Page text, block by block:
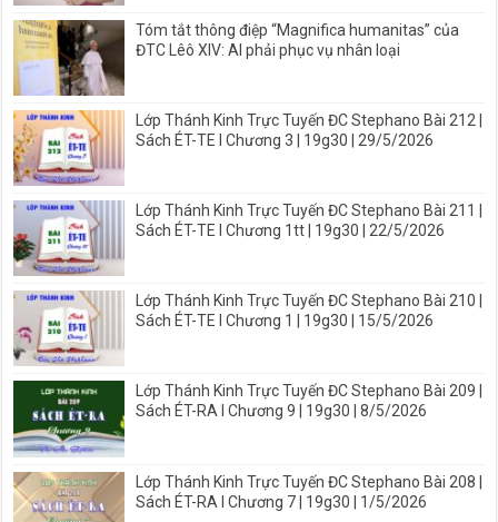
Tóm tắt thông điệp “Magnifica humanitas” của
ĐTC Lêô XIV: AI phải phục vụ nhân loại
Lớp Thánh Kinh Trực Tuyến ĐC Stephano Bài 212 |
Sách ÉT-TE I Chương 3 | 19g30 | 29/5/2026
Lớp Thánh Kinh Trực Tuyến ĐC Stephano Bài 211 |
Sách ÉT-TE I Chương 1tt | 19g30 | 22/5/2026
Lớp Thánh Kinh Trực Tuyến ĐC Stephano Bài 210 |
Sách ÉT-TE I Chương 1 | 19g30 | 15/5/2026
Lớp Thánh Kinh Trực Tuyến ĐC Stephano Bài 209 |
Sách ÉT-RA I Chương 9 | 19g30 | 8/5/2026
Lớp Thánh Kinh Trực Tuyến ĐC Stephano Bài 208 |
Sách ÉT-RA I Chương 7 | 19g30 | 1/5/2026